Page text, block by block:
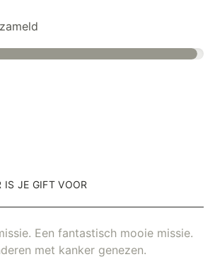
IS JE GIFT VOOR
Een fantastisch mooie missie.
met kanker genezen.